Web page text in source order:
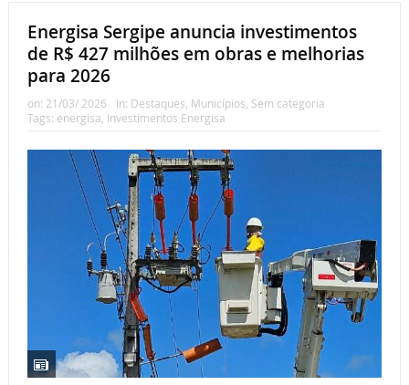
Energisa Sergipe anuncia investimentos
de R$ 427 milhões em obras e melhorias
para 2026
on: 21/03/ 2026 In: Destaques, Municípios, Sem categoria
Tags: energisa, Investimentos Energisa